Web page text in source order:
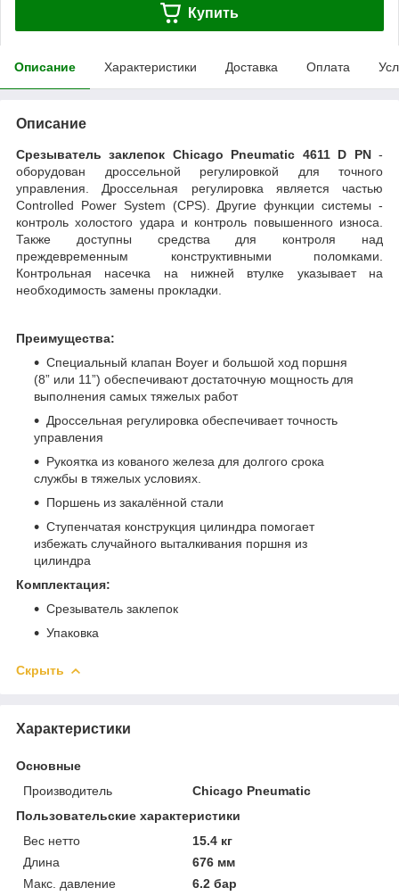
Купить
Описание Характеристики Доставка Оплата
Описание
Срезыватель заклепок Chicago Pneumatic 4611 D PN-
оборудован дроссельной регулировкой для точного
управления. Дроссельная регулировка является частью
Controlled Power System (CPS). Другие функции системы -
контроль холостого удара и контроль повышенного износа.
Также доступны средства для контроля над
преждевременным конструктивными поломками.
Контрольная насечка на нижней втулке указывает на
необходимость замены прокладки.
Преимущества:
Специальный клапан Boyer и большой ход поршня
(8” или 11”) обеспечивают достаточную мощность для
выполнения самых тяжелых работ
Дроссельная регулировка обеспечивает точность
управления
Рукоятка из кованого железа для долгого срока
службы в тяжелых условиях.
Поршень из закалённой стали
Ступенчатая конструкция цилиндра помогает
избежать случайного выталкивания поршня из
цилиндра
Комплектация:
Срезыватель заклепок
Упаковка
Скрыть
Характеристики
Основные
Производитель
Chicago Pneumatic
Пользовательские характеристики
Вес нетто
15.4 кг
Длина
676 мм
Макс. давление
6.2 бар